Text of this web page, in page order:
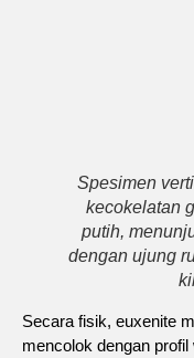
Spesimen
kecokelatan
putih,
dengan ujung
Secara fisik, euxenite
mencolok dengan